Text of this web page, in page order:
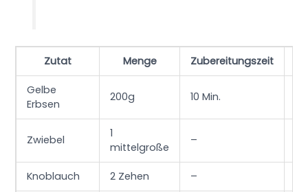
Zutat Menge Zubereitungszeit
Gelbe
Erbsen
200g 10 Min.
Zwiebel
1
mittelgroße
–
Knoblauch 2 Zehen –